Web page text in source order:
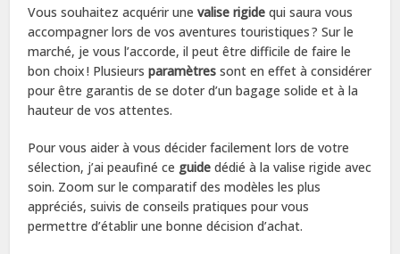
Vous souhaitez acquérir unevalise rigide qui saura vous
accompagner lors de vos aventures touristiques ? Sur le
marché, je vous l’accorde, il peut être difficile de faire le
bon choix ! Plusieursparamètres sont en effet à considérer
pour être garantis de se doter d’un bagage solide et à la
hauteur de vos attentes.
Pour vous aider à vous décider facilement lors de votre
sélection, j’ai peaufiné ce guide dédié à la valise rigide avec
soin. Zoom sur le comparatif des modèles les plus
appréciés, suivis de conseils pratiques pour vous
permettre d’établir une bonne décision d’achat.